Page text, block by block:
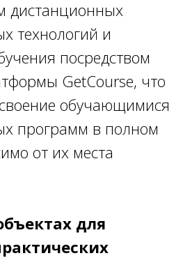
дистанционных
технологий и
посредством
GetСourse, что
обучающимися
программ в полном
от их места
для